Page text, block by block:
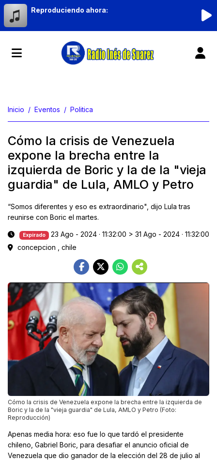
Reproduciendo ahora:
Inicio Eventos Politica
Cómo la crisis de Venezuela
expone la brecha entre la
izquierda de Boric y la de la "vieja
guardia" de Lula, AMLO y Petro
“Somos diferentes y eso es extraordinario", dijo Lula tras
reunirse con Boric el martes.
Expirado 23 Ago - 2024 · 11:32:00 > 31 Ago - 2024 · 11:32:00
concepcion , chile
Cómo la crisis de Venezuela expone la brecha entre la izquierda de
Boric y la de la "vieja guardia" de Lula, AMLO y Petro (Foto:
Reproducción)
Apenas media hora: eso fue lo que tardó el presidente
chileno, Gabriel Boric, para desafiar el anuncio oficial de
Venezuela que dio ganador de la elección del 28 de julio al